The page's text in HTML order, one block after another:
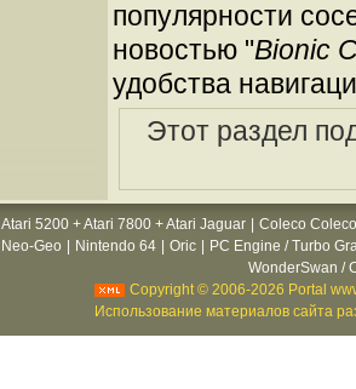
популярности
новостью "Bionic
удобства
Этот раздел
Atari 5200 + Atari 7800 + Atari Jaguar
Coleco
Neo-Geo Nintendo 64 Oric
PC Engine / Turbo
WonderSwan /
Copyright © 2006-2026 Portal
Использование материалов сайта